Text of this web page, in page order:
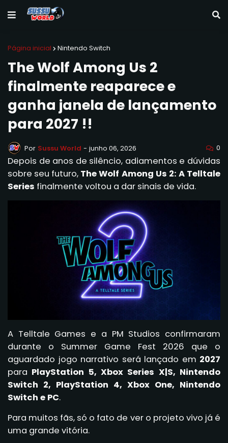
Página inicial Nintendo Switch
The Wolf Among Us 2
finalmente reaparece e
ganha janela de lançamento
para 2027 !!
Por Sussu World - junho 06, 2026 0
Depois de anos de silêncio, adiamentos e dúvidas
sobre seu futuro, The Wolf Among Us 2: A Telltale
Series finalmente voltou a dar sinais de vida.
A Telltale Games e a PM Studios confirmaram
durante o Summer Game Fest 2026 que o
aguardado jogo narrativo será lançado em 2027
para PlayStation 5, Xbox Series X|S, Nintendo
Switch 2, PlayStation 4, Xbox One, Nintendo
Switch e PC.
Para muitos fãs, só o fato de ver o projeto vivo já é
uma grande vitória.